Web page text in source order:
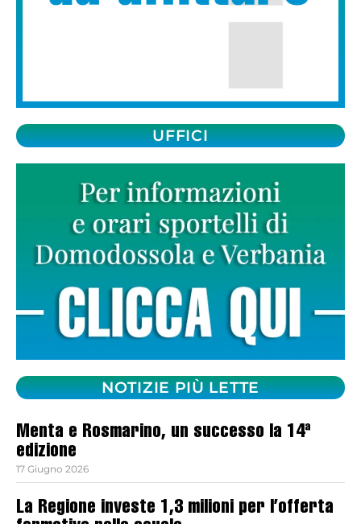
UFFICI
NOTIZIE PIÙ LETTE
Menta e Rosmarino, un successo la 14ª
edizione
17 Giugno 2026
La Regione investe 1,3 milioni per l’offerta